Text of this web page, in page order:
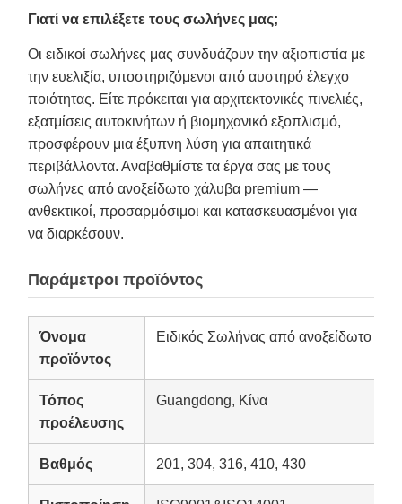
Γιατί να επιλέξετε τους σωλήνες μας;
Οι ειδικοί σωλήνες μας συνδυάζουν την αξιοπιστία με
την ευελιξία, υποστηριζόμενοι από αυστηρό έλεγχο
ποιότητας. Είτε πρόκειται για αρχιτεκτονικές πινελιές,
εξατμίσεις αυτοκινήτων ή βιομηχανικό εξοπλισμό,
προσφέρουν μια έξυπνη λύση για απαιτητικά
περιβάλλοντα. Αναβαθμίστε τα έργα σας με τους
σωλήνες από ανοξείδωτο χάλυβα premium —
ανθεκτικοί, προσαρμόσιμοι και κατασκευασμένοι για
να διαρκέσουν.
Παράμετροι προϊόντος
Όνομα
προϊόντος
Ειδικός Σωλήνας από ανοξείδωτο
Τόπος
προέλευσης
Guangdong, Κίνα
Βαθμός 201, 304, 316, 410, 430